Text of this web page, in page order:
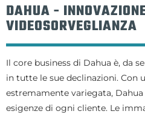
DAHUA -
VIDEOSORVEGLIANZA
Il core business di Dahua è, da
in tutte le sue declinazioni. Con
estremamente variegata,
esigenze di ogni cliente. Le